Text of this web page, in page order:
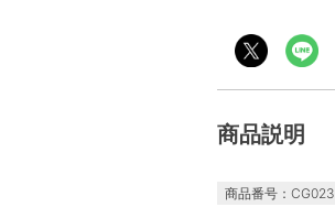
商品説明
商品番号：